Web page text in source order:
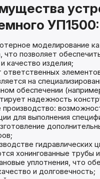
УП1500:
моделирование
что позволяет
качество изделия;
ответственных
на
обеспечении
надежность
производство:
для выполнения
гидравлических
хонингованные трубы и
уплотнения, что
и долговечность;